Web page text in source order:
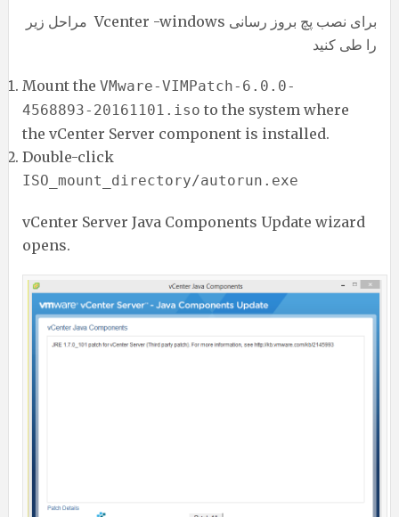
برای نصب پچ بروز رسانی Vcenter -windows مراحل زیر
را طی کنید
Mount the VMware-VIMPatch-6.0.0-
4568893-20161101.iso to the system where
the vCenter Server component is installed.
Double-click
ISO_mount_directory/autorun.exe
vCenter Server Java Components Update wizard
opens.